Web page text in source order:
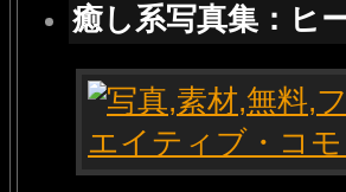
癒し系写真集：ヒ